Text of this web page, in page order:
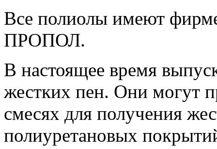
Все полиолы имеют
ПРОПОЛ.
В настоящее время
жестких пен. Они могут
смесях для получения
полиуретановых